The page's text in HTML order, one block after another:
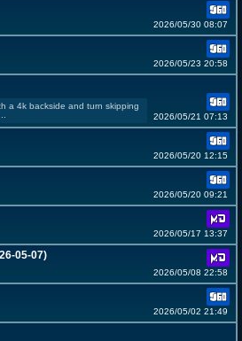
2026/05/30 08:07
2026/05/23 20:58
a 4k backside and turn skipping
2026/05/21 07:13
2026/05/20 12:15
2026/05/20 09:21
2026/05/17 13:37
05-07)
2026/05/08 22:58
2026/05/02 21:49